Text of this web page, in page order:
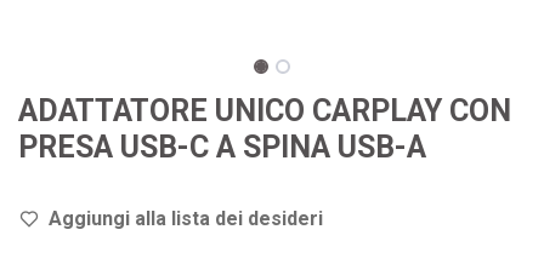
ADATTATORE UNICO CARPLAY CON
PRESA USB-C A SPINA USB-A
Aggiungi alla lista dei desideri